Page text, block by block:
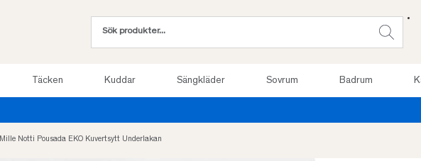
Täcken Kuddar Sängkläder Sovrum Badrum
Mille Notti Pousada EKO Kuvertsytt Underlakan